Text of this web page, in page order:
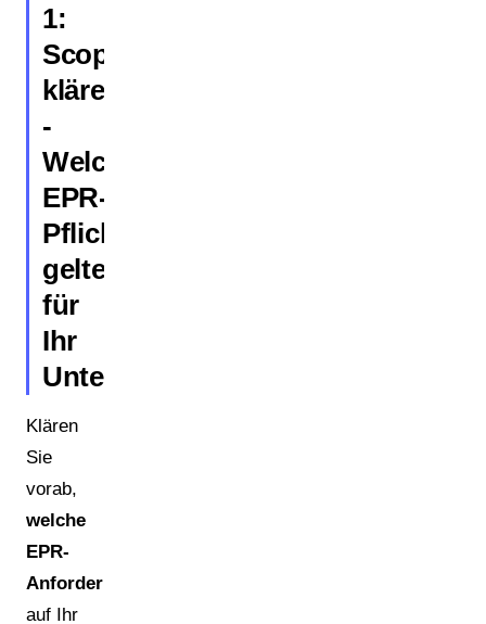
1:
Scope
klären
-
Welche
EPR-
Pflichten
gelten
für
Ihr
Unternehmen?
Klären
Sie
vorab,
welche
EPR-
Anforderungen
auf Ihr